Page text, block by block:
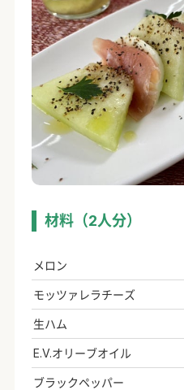
材料（2人分）
メロン
モッツァレラチーズ
生ハム
E.V.オリーブオイル
ブラックペッパー